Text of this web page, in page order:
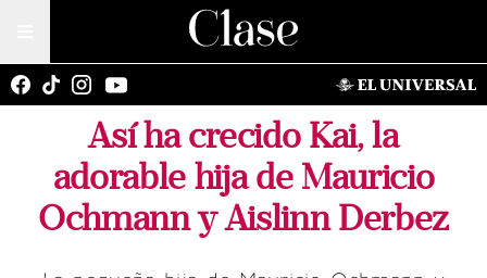
Así ha crecido Kai, la
adorable hija de Mauricio
Ochmann y Aislinn Derbez